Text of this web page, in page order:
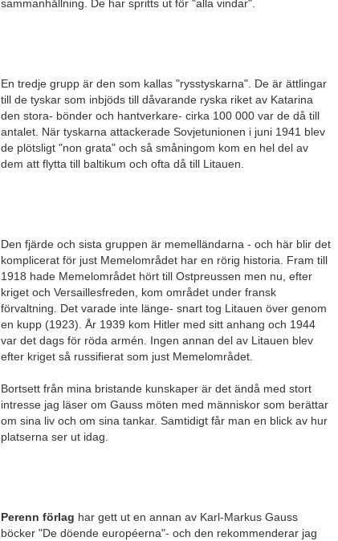
sammanhållning. De har spritts ut för "alla vindar".
En tredje grupp är den som kallas "rysstyskarna". De är ättlingar
till de tyskar som inbjöds till dåvarande ryska riket av Katarina
den stora- bönder och hantverkare- cirka 100 000 var de då till
antalet. När tyskarna attackerade Sovjetunionen i juni 1941 blev
de plötsligt "non grata" och så småningom kom en hel del av
dem att flytta till baltikum och ofta då till Litauen.
Den fjärde och sista gruppen är memelländarna - och här blir det
komplicerat för just Memelområdet har en rörig historia. Fram till
1918 hade Memelområdet hört till Ostpreussen men nu, efter
kriget och Versaillesfreden, kom området under fransk
förvaltning. Det varade inte länge- snart tog Litauen över genom
en kupp (1923). År 1939 kom Hitler med sitt anhang och 1944
var det dags för röda armén. Ingen annan del av Litauen blev
efter kriget så russifierat som just Memelområdet.
Bortsett från mina bristande kunskaper är det ändå med stort
intresse jag läser om Gauss möten med människor som berättar
om sina liv och om sina tankar. Samtidigt får man en blick av hur
platserna ser ut idag.
Perenn förlag har gett ut en annan av Karl-Markus Gauss
böcker "De döende européerna"- och den rekommenderar jag